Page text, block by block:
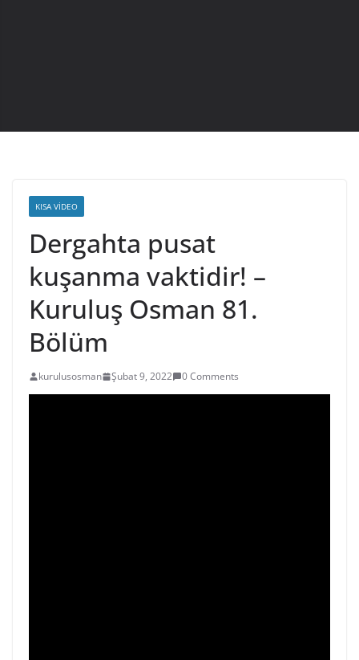
KISA VIDEO
Dergahta pusat
kuşanma vaktidir! –
Kuruluş Osman 81.
Bölüm
kurulusosman Şubat 9, 2022 0 Comments